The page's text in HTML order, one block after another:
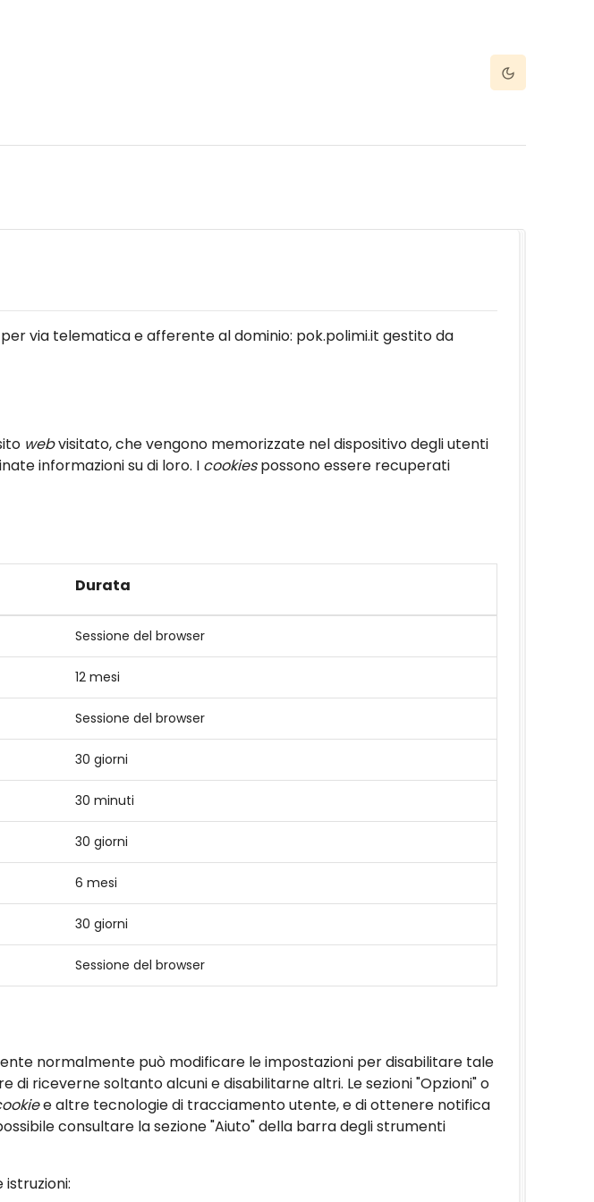
Dark Mode
via telematica e afferente al dominio: pok.polimi.it gestito da
webvisitato, che vengono memorizzate nel dispositivo degli utenti
informazioni su di loro. I cookiespossono essere recuperati
Durata
Sessione del browser
12 mesi
Sessione del browser
30 giorni
30 minuti
30 giorni
6 mesi
30 giorni
Sessione del browser
normalmente può modificare le impostazioni per disabilitare tale
di riceverne soltanto alcuni e disabilitarne altri. Le sezioni "Opzioni" o
e altre tecnologie di tracciamento utente, e di ottenere notifica
consultare la sezione "Aiuto" della barra degli strumenti